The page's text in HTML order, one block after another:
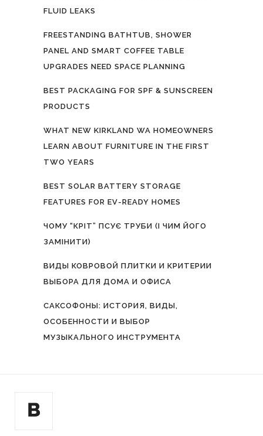
FLUID LEAKS
FREESTANDING BATHTUB, SHOWER
PANEL AND SMART COFFEE TABLE
UPGRADES NEED SPACE PLANNING
BEST PACKAGING FOR SPF & SUNSCREEN
PRODUCTS
WHAT NEW KIRKLAND WA HOMEOWNERS
LEARN ABOUT FURNITURE IN THE FIRST
TWO YEARS
BEST SOLAR BATTERY STORAGE
FEATURES FOR EV-READY HOMES
ЧОМУ “КРІТ” ПСУЄ ТРУБИ (І ЧИМ ЙОГО
ЗАМІНИТИ)
ВИДЫ КОВРОВОЙ ПЛИТКИ И КРИТЕРИИ
ВЫБОРА ДЛЯ ДОМА И ОФИСА
САКСОФОНЫ: ИСТОРИЯ, ВИДЫ,
ОСОБЕННОСТИ И ВЫБОР
МУЗЫКАЛЬНОГО ИНСТРУМЕНТА